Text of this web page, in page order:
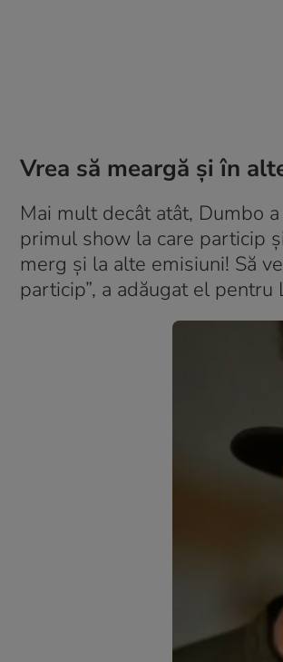
Vrea să meargă și în
Mai mult decât atât, Dumbo
primul show la care particip
merg și la alte emisiuni! Să
particip”, a adăugat el pentru